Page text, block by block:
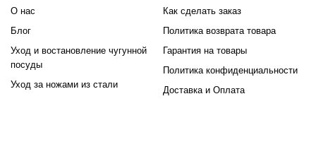
Газовые горелки отлично подходят для:
Приготовления пищи на даче или в саду.
Готовки на открытом огне во время кемпинга и пикников.
О нас
Блог
Уход и востановление чугунной
посуды
Уход за ножами из стали
Как сделать заказ
Политика возврата товара
Гарантия на товары
Политика конфиденциальности
Доставка и Оплата